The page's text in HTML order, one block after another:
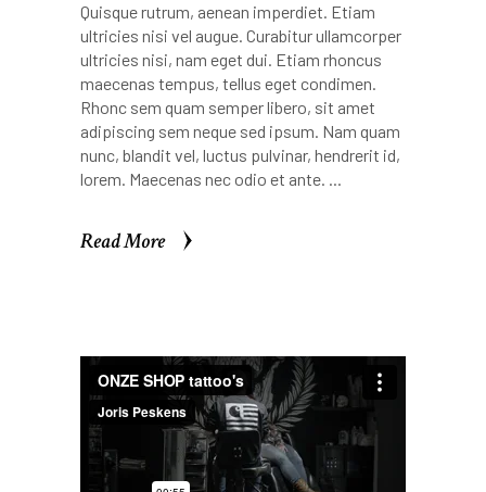
Quisque rutrum, aenean imperdiet. Etiam
ultricies nisi vel augue. Curabitur ullamcorper
ultricies nisi, nam eget dui. Etiam rhoncus
maecenas tempus, tellus eget condimen.
Rhonc sem quam semper libero, sit amet
adipiscing sem neque sed ipsum. Nam quam
nunc, blandit vel, luctus pulvinar, hendrerit id,
lorem. Maecenas nec odio et ante.
Read More